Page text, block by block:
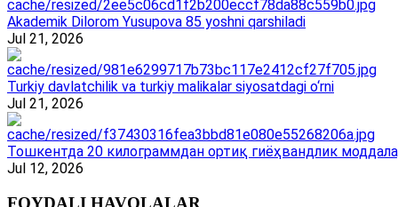
Akademik Dilorom Yusupova 85 yoshni qarshiladi
Jul 21, 2026
Turkiy davlatchilik va turkiy malikalar siyosatdagi o‘rni
Jul 21, 2026
Тошкентда 20 килограммдан ортиқ гиёҳвандлик
Jul 12, 2026
FOYDALI HAVOLALAR